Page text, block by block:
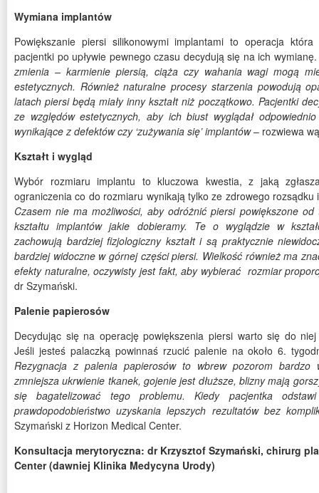
Wymiana implantów
Powiększanie piersi silikonowymi implantami to operacja
pacjentki po upływie pewnego czasu decydują się na ich
zmienia – karmienie piersią, ciąża czy wahania wagi mogą
estetycznych. Również naturalne procesy starzenia powodują
latach piersi będą miały inny kształt niż początkowo. Pacjentki
ze względów estetycznych, aby ich biust wyglądał
wynikające z defektów czy ‘zużywania się’ implantów– rozwiewa
Kształt i wygląd
Wybór rozmiaru implantu to kluczowa kwestia, z jaką
ograniczenia co do rozmiaru wynikają tylko ze zdrowego
Czasem nie ma możliwości, aby odróżnić piersi powiększone
kształtu implantów jakie dobieramy. Te o wyglądzie w
zachowują bardziej fizjologiczny kształt i są praktycznie
bardziej widoczne w górnej części piersi. Wielkość również ma
efekty naturalne, oczywisty jest fakt, aby wybierać rozmiar
dr Szymański.
Palenie papierosów
Decydując się na operację powiększenia piersi warto się do
Jeśli jesteś palaczką powinnaś rzucić palenie na około 6.
Rezygnacja z palenia papierosów to wbrew pozorom bardzo
zmniejsza ukrwienie tkanek, gojenie jest dłuższe, blizny mają
się bagatelizować tego problemu. Kiedy pacjentka
prawdopodobieństwo uzyskania lepszych rezultatów bez
Szymański z Horizon Medical Center.
Konsultacja merytoryczna: dr Krzysztof Szymański, chirurg
Center (dawniej Klinika Medycyna Urody)